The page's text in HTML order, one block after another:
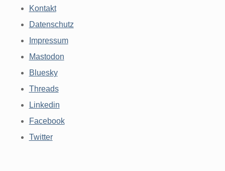
Kontakt
Datenschutz
Impressum
Mastodon
Bluesky
Threads
Linkedin
Facebook
Twitter